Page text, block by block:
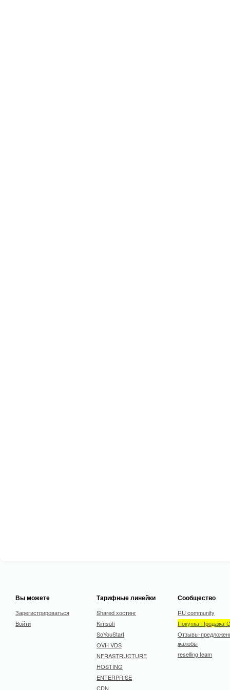
Вы можете
Зарегистрироваться
Войти
Тарифные линейки
Shared хостинг
Kimsufi
SoYouStart
OVH VDS
NFRASTRUCTURE
HOSTING
ENTERPRISE
CDN
Сообщество
RU community
Покупка-Продажа-
Отзывы-
жалобы
reselling team